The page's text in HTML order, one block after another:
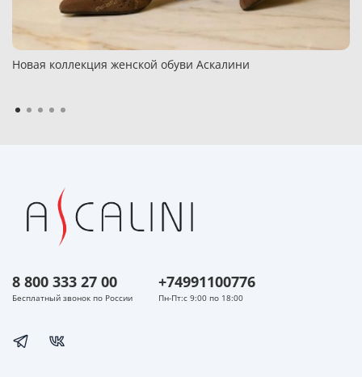
Новая коллекция женской обуви Аскалини
8 800 333 27 00
Бесплатный звонок по России
+74991100776
Пн-Пт:с 9:00 по 18:00